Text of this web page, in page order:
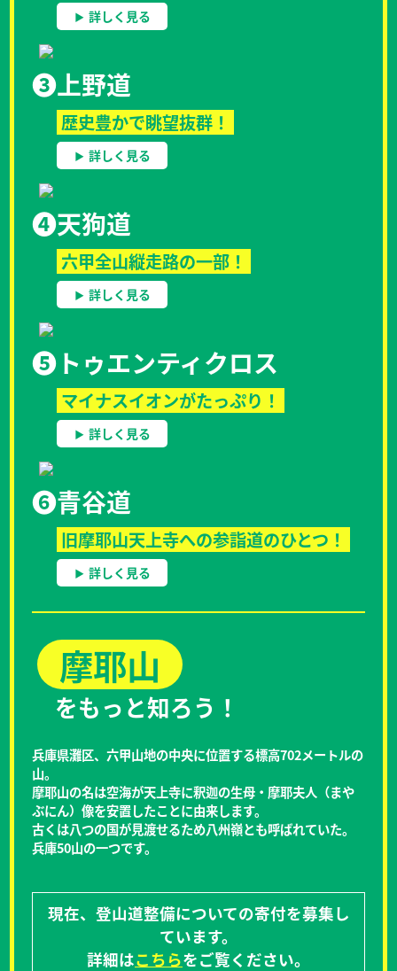
詳しく見る
❸上野道
歴史豊かで眺望抜群！
詳しく見る
❹天狗道
六甲全山縦走路の一部！
詳しく見る
❺ トゥエンティクロス
マイナスイオンがたっぷり！
詳しく見る
❻青谷道
旧摩耶山天上寺への参詣道のひとつ！
詳しく見る
摩耶山
をもっと知ろう！
兵庫県灘区、六甲山地の中央に位置する標高702メートルの
山。
摩耶山の名は空海が天上寺に釈迦の生母・摩耶夫人（まや
ぶにん）像を安置したことに由来します。
古くは八つの国が見渡せるため八州嶺とも呼ばれていた。
兵庫50山の一つです。
現在、登山道整備についての寄付を募集し
ています。
詳細はこちらをご覧ください。